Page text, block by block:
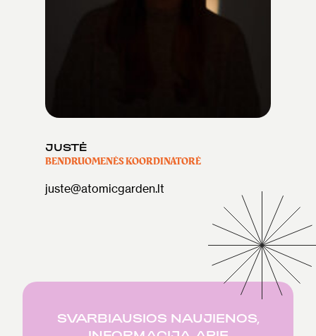
JUSTĖ
BENDRUOMENĖS KOORDINATORĖ
juste@atomicgarden.lt
SVARBIAUSIOS NAUJIENOS,